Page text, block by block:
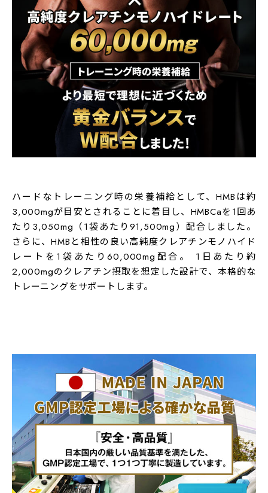
ハードなトレーニング時の栄養補給として、HMBは約
3,000mgが目安とされることに着目し、HMBCaを1回あ
たり3,050mg（1袋あたり91,500mg）配合しました。
さらに、HMBと相性の良い高純度クレアチンモノハイド
レートを1袋あたり60,000mg配合。 1日あたり約
2,000mgのクレアチン摂取を想定した設計で、本格的な
トレーニングをサポートします。